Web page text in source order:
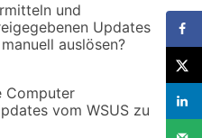
und
Updates
auslösen?
Computer
vom WSUS zu